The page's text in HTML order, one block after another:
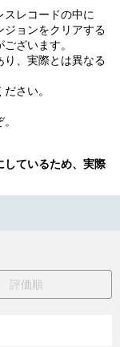
レコードの中に
ジョンをクリアする
ざいます。
、実際とは異なる
さい。
しているため、実際
評価順